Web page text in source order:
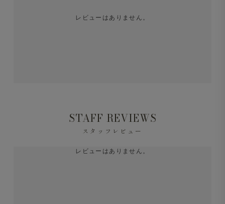
レビューはありません。
STAFF REVIEWS
スタッフレビュー
レビューはありません。